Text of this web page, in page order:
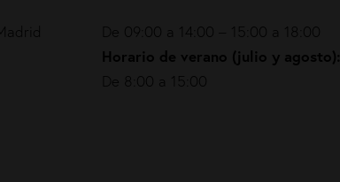
De 09:00 a 14:00 – 15:00 a 18:00
Horario de verano (julio y agosto):
De 8:00 a 15:00